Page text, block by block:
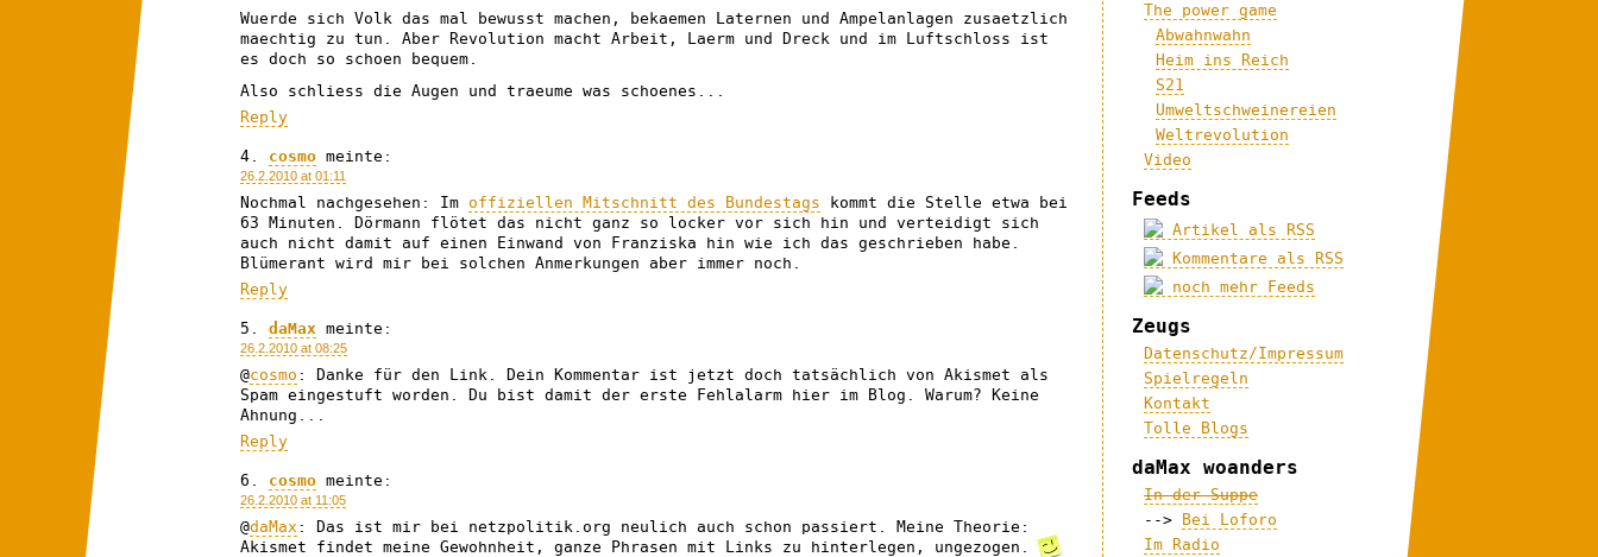
Wuerde sich Volk das mal bewusst machen, bekaemen Laternen und Ampelanlagen zusaetzlich
maechtig zu tun. Aber Revolution macht Arbeit, Laerm und Dreck und im Luftschloss ist
es doch so schoen bequem.
Also schliess die Augen und traeume was schoenes...
Reply
cosmo meinte:
26.2.2010 at 01:11
Nochmal nachgesehen: Im offiziellen Mitschnitt des Bundestags kommt die Stelle etwa bei
63 Minuten. Dörmann flötet das nicht ganz so locker vor sich hin und verteidigt sich
auch nicht damit auf einen Einwand von Franziska hin wie ich das geschrieben habe.
Blümerant wird mir bei solchen Anmerkungen aber immer noch.
Reply
daMax meinte:
26.2.2010 at 08:25
@cosmo : Danke für den Link. Dein Kommentar ist jetzt doch tatsächlich von Akismet als
Spam eingestuft worden. Du bist damit der erste Fehlalarm hier im Blog. Warum? Keine
Ahnung...
Reply
cosmo meinte:
26.2.2010 at 11:05
@daMax : Das ist mir bei netzpolitik.org neulich auch schon passiert. Meine Theorie:
Akismet findet meine Gewohnheit, ganze Phrasen mit Links zu hinterlegen, ungezogen.
The power game
Abwahnwahn
Heim ins Reich
S21
Umweltschweinereien
Weltrevolution
Video
Feeds
Artikel als RSS
Kommentare als RSS
noch mehr Feeds
Zeugs
Datenschutz/Impressum
Spielregeln
Kontakt
Tolle Blogs
daMax woanders
In der Suppe
-->
Bei Loforo
Im Radio